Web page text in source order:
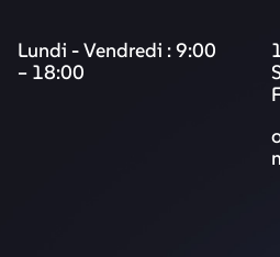
Lundi - Vendredi : 9:00
– 18:00